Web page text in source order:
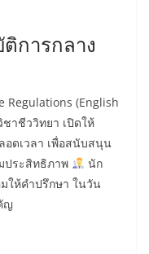
การกลาง
Regulations (English
าชีววิทยา เปิดให้
อดเวลา เพื่อสนับสนุน
ประสิทธิภาพ
นัก
ให้คำปรึกษา ในวัน
ญ